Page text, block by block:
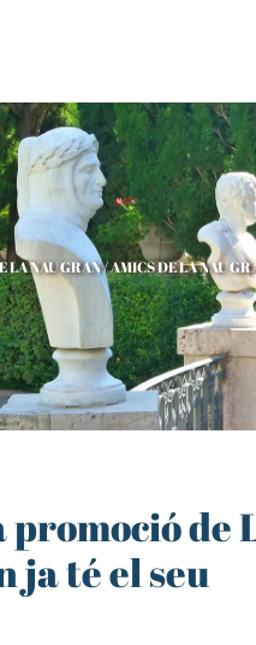
LA NAU GRAN / AMICS DE LA NAU
promoció de
ja té el seu